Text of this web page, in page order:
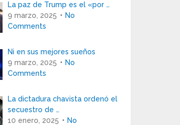
La paz de Trump es el «por …
9 marzo, 2025
No
Comments
Ni en sus mejores sueños
9 marzo, 2025
No
Comments
La dictadura chavista ordenó el
secuestro de …
10 enero, 2025
No